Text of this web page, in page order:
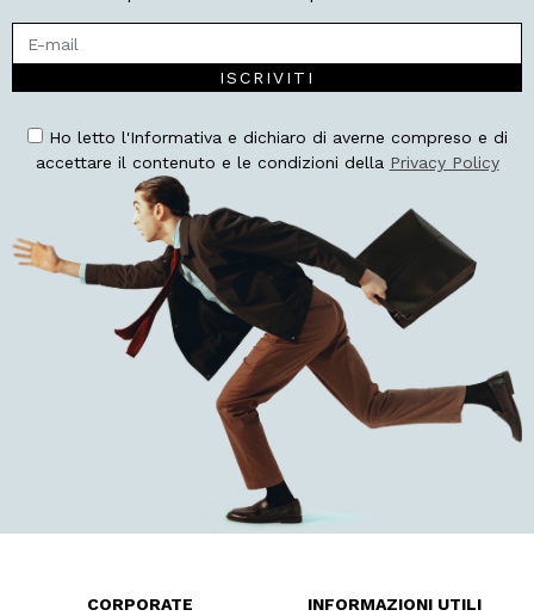
ISCRIVITI
Ho letto l'Informativa e dichiaro di averne compreso e di
accettare il contenuto e le condizioni della Privacy Policy
CORPORATE INFORMAZIONI UTILI